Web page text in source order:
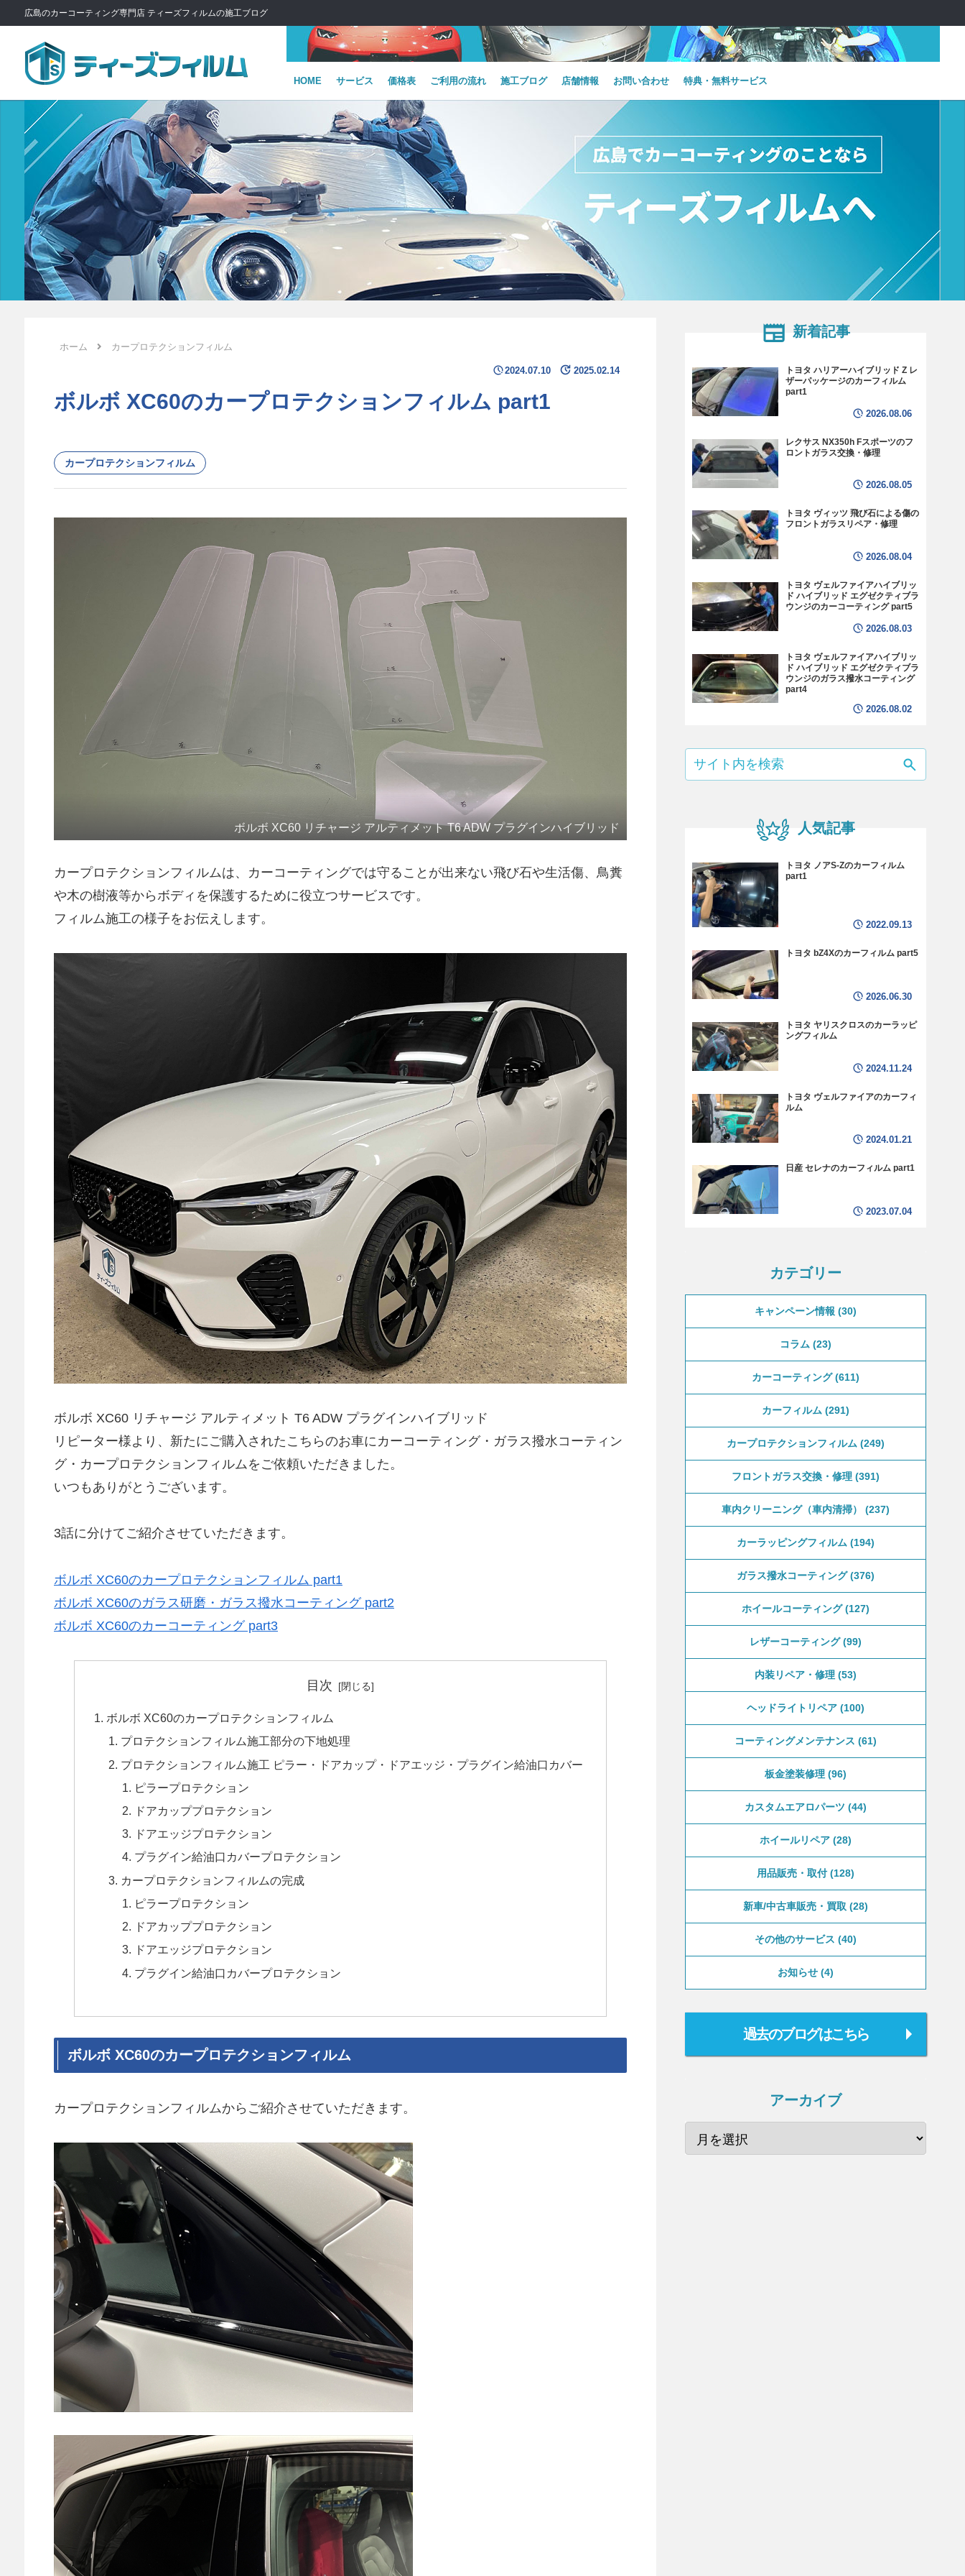
広島のカーコーティング専門店 ティーズフィルムの施工ブログ
HOME サービス 価格表 ご利用の流れ 施工ブログ 店舗情報 お問い合わせ 特典・無料サービス
ホーム カープロテクションフィルム
2024.07.10 2025.02.14
ボルボ XC60のカープロテクションフィルム part1
カープロテクションフィルム
ボルボ XC60 リチャージ アルティメット T6 ADW プラグインハイブリッド
カープロテクションフィルムは、カーコーティングでは守ることが出来ない飛び石や生活傷、鳥糞
や木の樹液等からボディを保護するために役立つサービスです。
フィルム施工の様子をお伝えします。
ボルボ XC60 リチャージ アルティメット T6 ADW プラグインハイブリッド
リピーター様より、新たにご購入されたこちらのお車にカーコーティング・ガラス撥水コーティン
グ・カープロテクションフィルムをご依頼いただきました。
いつもありがとうございます。
3話に分けてご紹介させていただきます。
ボルボ XC60のカープロテクションフィルム part1
ボルボ XC60のガラス研磨・ガラス撥水コーティング part2
ボルボ XC60のカーコーティング part3
目次
ボルボ XC60のカープロテクションフィルム
プロテクションフィルム施工部分の下地処理
プロテクションフィルム施工 ピラー・ドアカップ・ドアエッジ・プラグイン給油口カバー
ピラープロテクション
ドアカッププロテクション
ドアエッジプロテクション
プラグイン給油口カバープロテクション
カープロテクションフィルムの完成
ピラープロテクション
ドアカッププロテクション
ドアエッジプロテクション
プラグイン給油口カバープロテクション
ボルボ XC60のカープロテクションフィルム
カープロテクションフィルムからご紹介させていただきます。
新着記事
トヨタ ハリアーハイブリッド Z レ
ザーパッケージのカーフィルム
part1
2026.08.06
レクサス NX350h Fスポーツのフ
ロントガラス交換・修理
2026.08.05
トヨタ ヴィッツ 飛び石による傷の
フロントガラスリペア・修理
2026.08.04
トヨタ ヴェルファイアハイブリッ
ド ハイブリッド エグゼクティブラ
ウンジのカーコーティング part5
2026.08.03
トヨタ ヴェルファイアハイブリッ
ド ハイブリッド エグゼクティブラ
ウンジのガラス撥水コーティング
part4
2026.08.02
人気記事
トヨタ ノアS-Zのカーフィルム
part1
2022.09.13
トヨタ bZ4Xのカーフィルム part5
2026.06.30
トヨタ ヤリスクロスのカーラッピ
ングフィルム
2024.11.24
トヨタ ヴェルファイアのカーフィ
ルム
2024.01.21
日産 セレナのカーフィルム part1
2023.07.04
カテゴリー
キャンペーン情報 30
コラム 23
カーコーティング 611
カーフィルム 291
カープロテクションフィルム 249
フロントガラス交換・修理 391
車内クリーニング（車内清掃） 237
カーラッピングフィルム 194
ガラス撥水コーティング 376
ホイールコーティング 127
レザーコーティング 99
内装リペア・修理 53
ヘッドライトリペア 100
コーティングメンテナンス 61
板金塗装修理 96
カスタムエアロパーツ 44
ホイールリペア 28
用品販売・取付 128
新車/中古車販売・買取 28
その他のサービス 40
お知らせ 4
過去のブログはこちら
アーカイブ